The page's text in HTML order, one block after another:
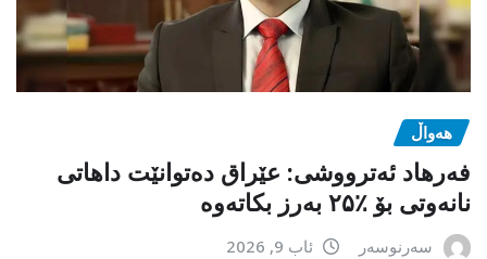
هەواڵ
فەرهاد ئەترووشی: عێراق دەتوانێت داهاتی
نانەوتی بۆ ٪۲۵ بەرز بکاتەوە
سەرنوسەر ئاب 9, 2026